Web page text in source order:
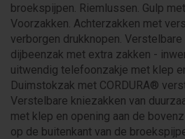
broekspijpen. Riemlussen. Gulp
Voorzakken. Achterzakken met
verborgen drukknopen.
dijbeenzak met extra zakken -
uitwendig telefoonzakje met klep
Duimstokzak met CORDURA®
Verstelbare kniezakken van
met klep en opening aan de
op de buitenkant van de